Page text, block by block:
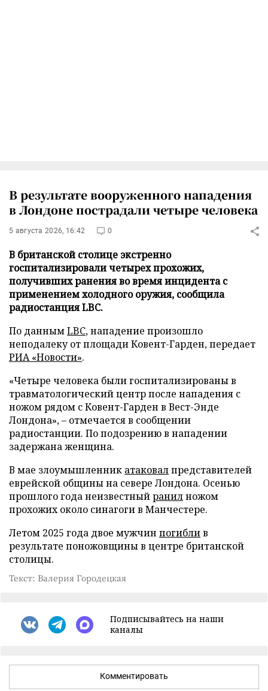
В результате вооруженного нападения
в Лондоне пострадали четыре человека
5 августа 2026, 16:42 0
В британской столице экстренно
госпитализировали четырех прохожих,
получивших ранения во время инцидента с
применением холодного оружия, сообщила
радиостанция LBC.
По даннымLBC, нападение произошло
неподалеку от площади Ковент-Гарден, передает
РИА «Новости».
«Четыре человека были госпитализированы в
травматологический центр после нападения с
ножом рядом с Ковент-Гарден в Вест-Энде
Лондона», – отмечается в сообщении
радиостанции. По подозрению в нападении
задержана женщина.
В мае злоумышленник атаковалпредставителей
еврейской общины на севере Лондона. Осенью
прошлого года неизвестныйранилножом
прохожих около синагоги в Манчестере.
Летом 2025 года двое мужчин погиблив
результате поножовщины в центре британской
столицы.
Текст: Валерия Городецкая
Подписывайтесь на наши
каналы
Комментировать